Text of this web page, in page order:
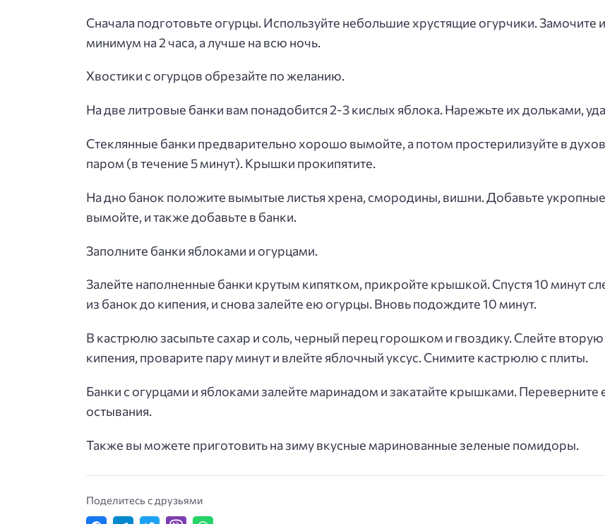
Сначала подготовьте огурцы. Используйте небольшие хрустящие огурчики. Замочите
минимум на 2 часа, а лучше на всю ночь.
Хвостики с огурцов обрезайте по желанию.
На две литровые банки вам понадобится 2-3 кислых яблока. Нарежьте их дольками,
Стеклянные банки предварительно хорошо вымойте, а потом простерилизуйте в
паром (в течение 5 минут). Крышки прокипятите.
На дно банок положите вымытые листья хрена, смородины, вишни. Добавьте укропные
вымойте, и также добавьте в банки.
Заполните банки яблоками и огурцами.
Залейте наполненные банки крутым кипятком, прикройте крышкой. Спустя 10 минут
из банок до кипения, и снова залейте ею огурцы. Вновь подождите 10 минут.
В кастрюлю засыпьте сахар и соль, черный перец горошком и гвоздику. Слейте
кипения, проварите пару минут и влейте яблочный уксус. Снимите кастрюлю с плиты.
Банки с огурцами и яблоками залейте маринадом и закатайте крышками. Переверните
остывания.
Также вы можете приготовить на зиму вкусные маринованные зеленые помидоры.
Поделитесь с друзьями